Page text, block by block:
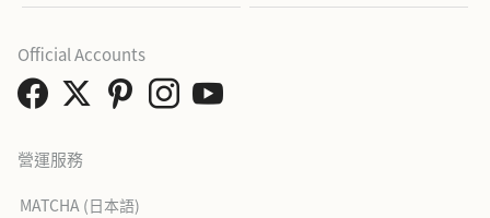
營運服務
MATCHA (日本語)
Official Accounts